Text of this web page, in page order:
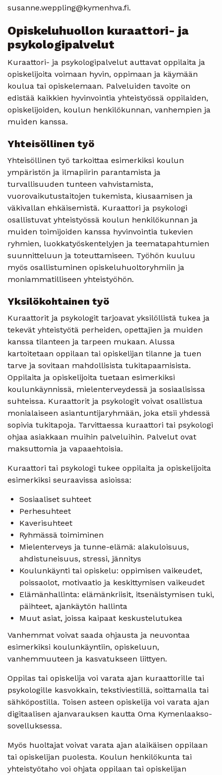
susanne.weppling@kymenhva.fi.
Opiskeluhuollon kuraattori- ja
psykologipalvelut
Kuraattori- ja psykologipalvelut auttavat oppilaita ja
opiskelijoita voimaan hyvin, oppimaan ja käymään
koulua tai opiskelemaan. Palveluiden tavoite on
edistää kaikkien hyvinvointia yhteistyössä oppilaiden,
opiskelijoiden, koulun henkilökunnan, vanhempien ja
muiden kanssa.
Yhteisöllinen työ
Yhteisöllinen työ tarkoittaa esimerkiksi koulun
ympäristön ja ilmapiirin parantamista ja
turvallisuuden tunteen vahvistamista,
vuorovaikutustaitojen tukemista, kiusaamisen ja
väkivallan ehkäisemistä. Kuraattori ja psykologi
osallistuvat yhteistyössä koulun henkilökunnan ja
muiden toimijoiden kanssa hyvinvointia tukevien
ryhmien, luokkatyöskentelyjen ja teematapahtumien
suunnitteluun ja toteuttamiseen. Työhön kuuluu
myös osallistuminen opiskeluhuoltoryhmiin ja
moniammatilliseen yhteistyöhön.
Yksilökohtainen työ
Kuraattorit ja psykologit tarjoavat yksilöllistä tukea ja
tekevät yhteistyötä perheiden, opettajien ja muiden
kanssa tilanteen ja tarpeen mukaan. Alussa
kartoitetaan oppilaan tai opiskelijan tilanne ja tuen
tarve ja sovitaan mahdollisista tukitapaamisista.
Oppilaita ja opiskelijoita tuetaan esimerkiksi
koulunkäynnissä, mielenterveydessä ja sosiaalisissa
suhteissa. Kuraattorit ja psykologit voivat osallistua
monialaiseen asiantuntijaryhmään, joka etsii yhdessä
sopivia tukitapoja. Tarvittaessa kuraattori tai psykologi
ohjaa asiakkaan muihin palveluihin. Palvelut ovat
maksuttomia ja vapaaehtoisia.
Kuraattori tai psykologi tukee oppilaita ja opiskelijoita
esimerkiksi seuraavissa asioissa:
Sosiaaliset suhteet
Perhesuhteet
Kaverisuhteet
Ryhmässä toimiminen
Mielenterveys ja tunne-elämä: alakuloisuus,
ahdistuneisuus, stressi, jännitys
Koulunkäynti tai opiskelu: oppimisen vaikeudet,
poissaolot, motivaatio ja keskittymisen vaikeudet
Elämänhallinta: elämänkriisit, itsenäistymisen tuki,
päihteet, ajankäytön hallinta
Muut asiat, joissa kaipaat keskustelutukea
Vanhemmat voivat saada ohjausta ja neuvontaa
esimerkiksi koulunkäyntiin, opiskeluun,
vanhemmuuteen ja kasvatukseen liittyen.
Oppilas tai opiskelija voi varata ajan kuraattorille tai
psykologille kasvokkain, tekstiviestillä, soittamalla tai
sähköpostilla. Toisen asteen opiskelija voi varata ajan
digitaalisen ajanvarauksen kautta Oma Kymenlaakso-
sovelluksessa.
Myös huoltajat voivat varata ajan alaikäisen oppilaan
tai opiskelijan puolesta. Koulun henkilökunta tai
yhteistyötaho voi ohjata oppilaan tai opiskelijan